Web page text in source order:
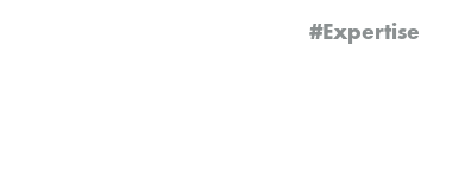
#Expertise